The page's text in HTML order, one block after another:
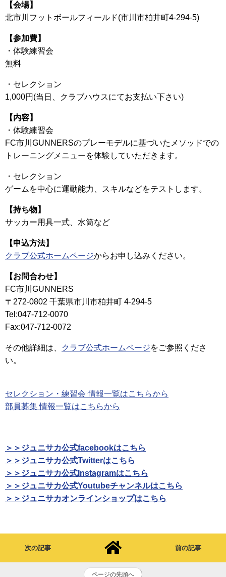
【会場】
北市川フットボールフィールド(市川市柏井町4-294-5)
【参加費】
・体験練習会
無料
・セレクション
1,000円(当日、クラブハウスにてお支払い下さい)
【内容】
・体験練習会
FC市川GUNNERSのプレーモデルに基づいたメソッドでの
トレーニングメニューを体験していただきます。
・セレクション
ゲームを中心に運動能力、スキルなどをテストします。
【持ち物】
サッカー用具一式、水筒など
【申込方法】
クラブ公式ホームページからお申し込みください。
【お問合わせ】
FC市川GUNNERS
〒272-0802 千葉県市川市柏井町 4-294-5
Tel:047-712-0070
Fax:047-712-0072
その他詳細は、 クラブ公式ホームページをご参照くださ
い。
セレクション・練習会 情報一覧はこちらから
部員募集 情報一覧はこちらから
＞＞ジュニサカ公式facebookはこちら
＞＞ジュニサカ公式Twitterはこちら
＞＞ジュニサカ公式Instagramはこちら
＞＞ジュニサカ公式Youtubeチャンネルはこちら
＞＞ジュニサカオンラインショップはこちら
次の記事 前の記事
ページの先頭へ